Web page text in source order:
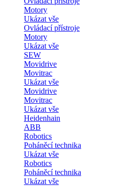
Motory
Ukázat vše
Ovládací přístroje
Motory
Ukázat vše
SEW
Movidrive
Movitrac
Ukázat vše
Movidrive
Movitrac
Ukázat vše
Heidenhain
ABB
Robotics
Poháněcí technika
Ukázat vše
Robotics
Poháněcí technika
Ukázat vše